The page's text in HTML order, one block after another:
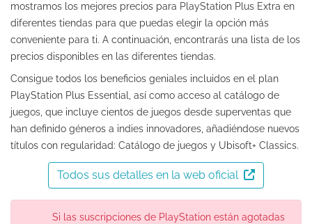
mostramos los mejores precios para PlayStation Plus Extra en
diferentes tiendas para que puedas elegir la opción más
conveniente para ti. A continuación, encontrarás una lista de los
precios disponibles en las diferentes tiendas.
Consigue todos los beneficios geniales incluidos en el plan
PlayStation Plus Essential, así como acceso al catálogo de
juegos, que incluye cientos de juegos desde superventas que
han definido géneros a indies innovadores, añadiéndose nuevos
títulos con regularidad: Catálogo de juegos y Ubisoft+ Classics.
Todos sus detalles en la web oficial
Si las suscripciones de PlayStation están agotadas